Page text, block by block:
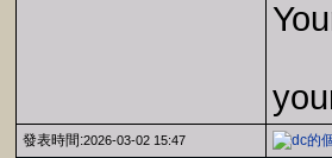
發表時間:2026-03-02 15:47